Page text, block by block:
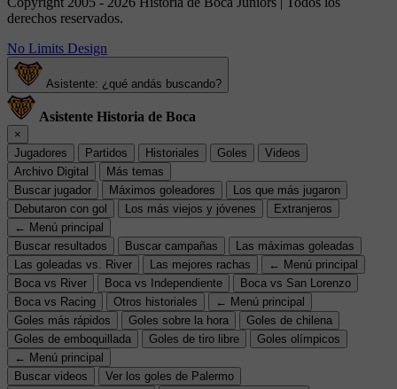
derechos reservados.
No Limits Design
Asistente: ¿qué andás buscando?
Asistente Historia de Boca
×
Jugadores
Partidos Historiales Goles
Videos
Archivo Digital
Más temas
Buscar jugador
Máximos goleadores
Los que más jugaron
Debutaron con gol
Los más viejos y jóvenes
Extranjeros
← Menú principal
Buscar resultados
Buscar campañas
Las máximas goleadas
Las goleadas vs. River
Las mejores rachas
← Menú principal
Boca vs River
Boca vs Independiente
Boca vs San Lorenzo
Boca vs Racing
Otros historiales
← Menú principal
Goles más rápidos
Goles sobre la hora
Goles de chilena
Goles de emboquillada
Goles de tiro libre
Goles olímpicos
← Menú principal
Buscar videos
Ver los goles de Palermo